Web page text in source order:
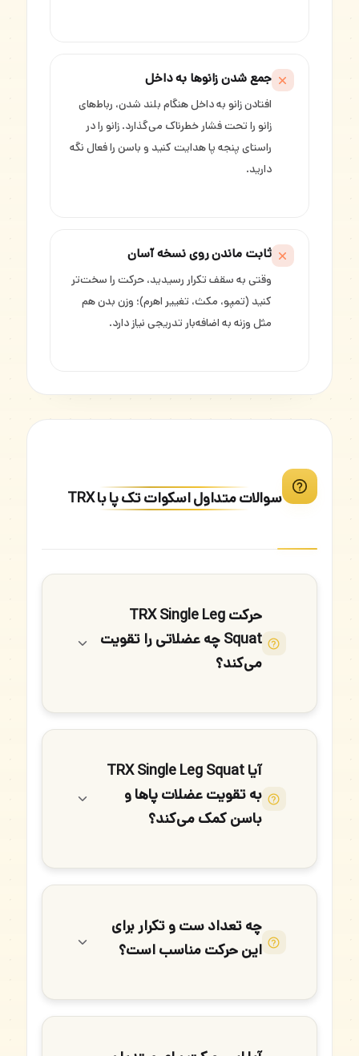
جمع شدن زانوها به داخل
افتادن زانو به داخل هنگام بلند شدن، رباط‌های
زانو را تحت فشار خطرناک می‌گذارد. زانو را در
راستای پنجه پا هدایت کنید و باسن را فعال نگه
دارید.
ثابت ماندن روی نسخه آسان
وقتی به سقف تکرار رسیدید، حرکت را سخت‌تر
کنید (تمپو، مکث، تغییر اهرم)؛ وزن بدن هم
مثل وزنه به اضافه‌بار تدریجی نیاز دارد.
سوالات متداول اسکوات تک پا با TRX
حرکت TRX Single Leg
Squat چه عضلاتی را تقویت
می‌کند؟
آیا TRX Single Leg Squat
به تقویت عضلات پاها و
باسن کمک می‌کند؟
چه تعداد ست و تکرار برای
این حرکت مناسب است؟